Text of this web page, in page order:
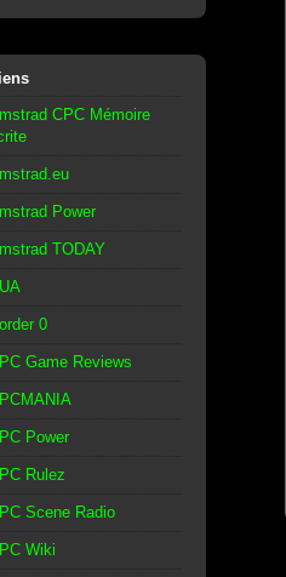
CPC Mémoire
Power
TODAY
0
Game Reviews
Power
Rulez
Scene Radio
Wiki